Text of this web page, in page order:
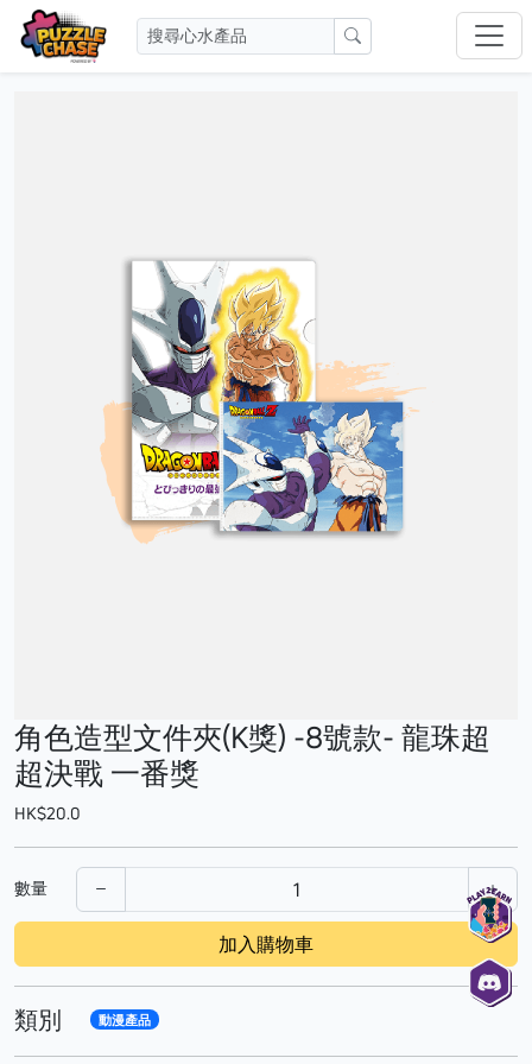
角色造型文件夾(K獎) -8號款- 龍珠超
超決戰 一番獎
HK$20.0
數量
加入購物車
類別 動漫產品